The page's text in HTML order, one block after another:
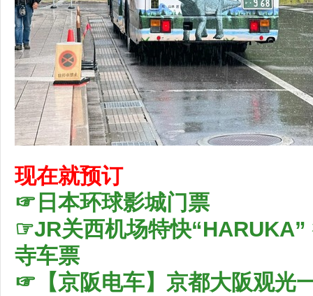
现在就预订
☞日本环球影城门票
☞JR关西机场特快
寺车票
☞【京阪电车】京都大阪观光